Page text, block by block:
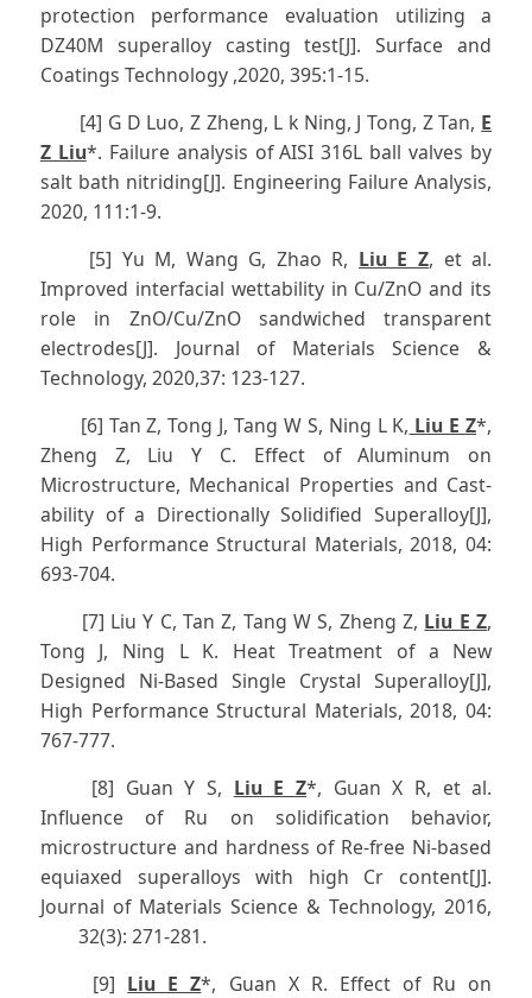
protection performance evaluation utilizing a
DZ40M superalloy casting test[J]. Surface and
Coatings Technology ,2020, 395:1-15.
[4] G D Luo, Z Zheng, L k Ning, J Tong, Z Tan, E
Z Liu*. Failure analysis of AISI 316L ball valves by
salt bath nitriding[J]. Engineering Failure Analysis,
2020, 111:1-9.
[5] Yu M, Wang G, Zhao R, Liu E Z, et al.
Improved interfacial wettability in Cu/ZnO and its
role in ZnO/Cu/ZnO sandwiched transparent
electrodes[J]. Journal of Materials Science &
Technology, 2020,37: 123-127.
[6] Tan Z, Tong J, Tang W S, Ning L K, Liu E Z*,
Zheng Z, Liu Y C. Effect of Aluminum on
Microstructure, Mechanical Properties and Cast-
ability of a Directionally Solidified Superalloy[J],
High Performance Structural Materials, 2018, 04:
693-704.
[7] Liu Y C, Tan Z, Tang W S, Zheng Z, Liu E Z,
Tong J, Ning L K. Heat Treatment of a New
Designed Ni-Based Single Crystal Superalloy[J],
High Performance Structural Materials, 2018, 04:
767-777.
[8] Guan Y S, Liu E Z*, Guan X R, et al.
Influence of Ru on solidification behavior,
microstructure and hardness of Re-free Ni-based
equiaxed superalloys with high Cr content[J].
Journal of Materials Science & Technology, 2016,
32(3): 271-281.
[9] Liu E Z*, Guan X R. Effect of Ru on